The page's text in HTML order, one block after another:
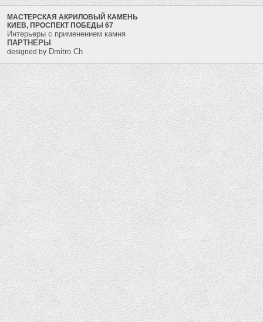
МАСТЕРСКАЯ АКРИЛОВЫЙ КАМЕНЬ
КИЕВ, ПРОСПЕКТ ПОБЕДЫ 67
Интерьеры с применением камня
ПАРТНЕРЫ
designed by Dmitro Ch